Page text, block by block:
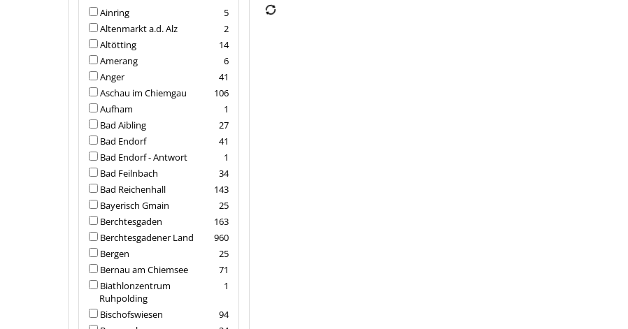
5
Ainring
2
Altenmarkt a.d. Alz
14
Altötting
6
Amerang
41
Anger
106
Aschau im Chiemgau
1
Aufham
27
Bad Aibling
41
Bad Endorf
1
Bad Endorf - Antwort
34
Bad Feilnbach
143
Bad Reichenhall
25
Bayerisch Gmain
163
Berchtesgaden
960
Berchtesgadener Land
25
Bergen
71
Bernau am Chiemsee
1
Biathlonzentrum
Ruhpolding
94
Bischofswiesen